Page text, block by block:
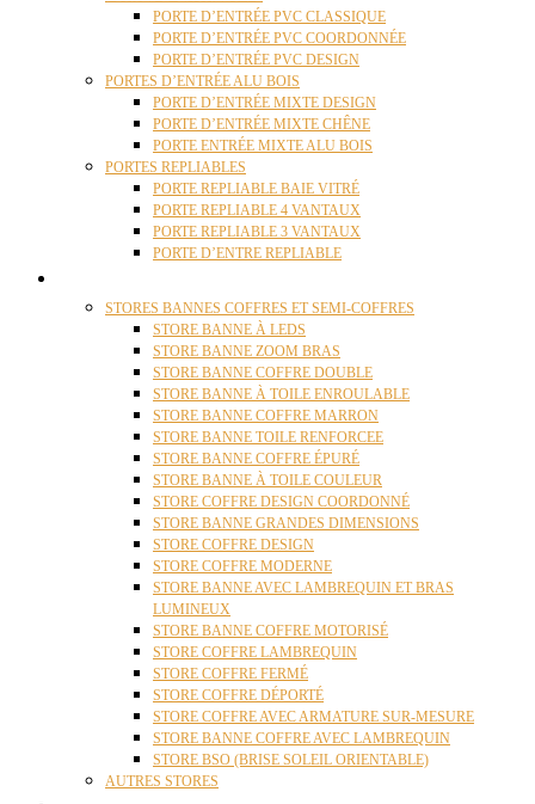
PORTE D’ENTRÉE PVC CLASSIQUE
PORTE D’ENTRÉE PVC COORDONNÉE
PORTE D’ENTRÉE PVC DESIGN
PORTES D’ENTRÉE ALU BOIS
PORTE D’ENTRÉE MIXTE DESIGN
PORTE D’ENTRÉE MIXTE CHÊNE
PORTE ENTRÉE MIXTE ALU BOIS
PORTES REPLIABLES
PORTE REPLIABLE BAIE VITRÉ
PORTE REPLIABLE 4 VANTAUX
PORTE REPLIABLE 3 VANTAUX
PORTE D’ENTRE REPLIABLE
STORES BANNES COFFRES ET SEMI-COFFRES
STORE BANNE À LEDS
STORE BANNE ZOOM BRAS
STORE BANNE COFFRE DOUBLE
STORE BANNE À TOILE ENROULABLE
STORE BANNE COFFRE MARRON
STORE BANNE TOILE RENFORCEE
STORE BANNE COFFRE ÉPURÉ
STORE BANNE À TOILE COULEUR
STORE COFFRE DESIGN COORDONNÉ
STORE BANNE GRANDES DIMENSIONS
STORE COFFRE DESIGN
STORE COFFRE MODERNE
STORE BANNE AVEC LAMBREQUIN ET BRAS
LUMINEUX
STORE BANNE COFFRE MOTORISÉ
STORE COFFRE LAMBREQUIN
STORE COFFRE FERMÉ
STORE COFFRE DÉPORTÉ
STORE COFFRE AVEC ARMATURE SUR-MESURE
STORE BANNE COFFRE AVEC LAMBREQUIN
STORE BSO (BRISE SOLEIL ORIENTABLE)
AUTRES STORES